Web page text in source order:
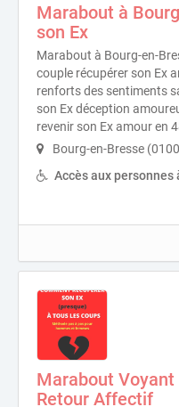
Marabout à
son Ex
Marabout à Bourg-en-
couple récupérer son Ex
renforts des sentiments
son Ex déception
revenir son Ex amour en
Bourg-en-Bresse
Accès aux
Marabout
Retour Affectif